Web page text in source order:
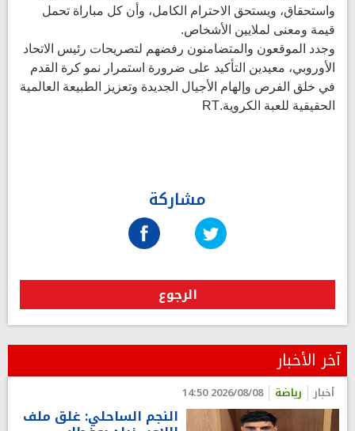
واستحقاق، ويستحق الاحترام الكامل، وأن كل مباراة تحمل
قيمة ومعنى لملايين الأشخاص.
وجدد الموقعون والمتضامنون رفضهم لتصريحات رئيس الاتحاد
الأوروبي، معيدين التأكيد على ضرورة استمرار نمو كرة القدم
في خلق الفرص وإلهام الأجيال الجديدة وتعزيز الطبيعة العالمية
الحقيقية للعبة الكروية.RT
مشاركة
الرجوع
آخر الأخبار
أخبار رياضة 2026/08/08 14:50
النجم الساحلي: غلق ملف